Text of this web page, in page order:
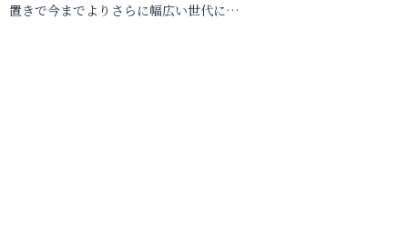
置きで今までよりさらに幅広い世代に…